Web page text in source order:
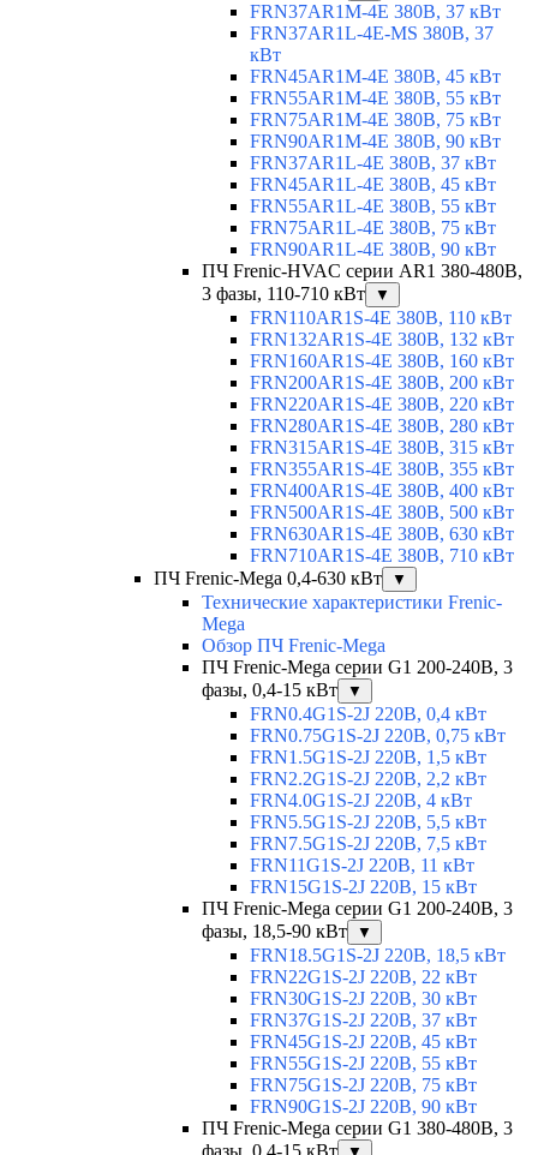
FRN37AR1M-4E 380В, 37 кВт
FRN37AR1L-4E-MS 380В, 37
кВт
FRN45AR1M-4E 380В, 45 кВт
FRN55AR1M-4E 380В, 55 кВт
FRN75AR1M-4E 380В, 75 кВт
FRN90AR1M-4E 380В, 90 кВт
FRN37AR1L-4E 380В, 37 кВт
FRN45AR1L-4E 380В, 45 кВт
FRN55AR1L-4E 380В, 55 кВт
FRN75AR1L-4E 380В, 75 кВт
FRN90AR1L-4E 380В, 90 кВт
ПЧ Frenic-HVAC серии AR1 380-480В,
3 фазы, 110-710 кВт
▼
FRN110AR1S-4E 380В, 110 кВт
FRN132AR1S-4E 380В, 132 кВт
FRN160AR1S-4E 380В, 160 кВт
FRN200AR1S-4E 380В, 200 кВт
FRN220AR1S-4E 380В, 220 кВт
FRN280AR1S-4E 380В, 280 кВт
FRN315AR1S-4E 380В, 315 кВт
FRN355AR1S-4E 380В, 355 кВт
FRN400AR1S-4E 380В, 400 кВт
FRN500AR1S-4E 380В, 500 кВт
FRN630AR1S-4E 380В, 630 кВт
FRN710AR1S-4E 380В, 710 кВт
ПЧ Frenic-Mega 0,4-630 кВт
▼
Технические характеристики Frenic-
Mega
Обзор ПЧ Frenic-Mega
ПЧ Frenic-Mega серии G1 200-240В, 3
фазы, 0,4-15 кВт
▼
FRN0.4G1S-2J 220В, 0,4 кВт
FRN0.75G1S-2J 220В, 0,75 кВт
FRN1.5G1S-2J 220В, 1,5 кВт
FRN2.2G1S-2J 220В, 2,2 кВт
FRN4.0G1S-2J 220В, 4 кВт
FRN5.5G1S-2J 220В, 5,5 кВт
FRN7.5G1S-2J 220В, 7,5 кВт
FRN11G1S-2J 220В, 11 кВт
FRN15G1S-2J 220В, 15 кВт
ПЧ Frenic-Mega серии G1 200-240В, 3
фазы, 18,5-90 кВт
▼
FRN18.5G1S-2J 220В, 18,5 кВт
FRN22G1S-2J 220В, 22 кВт
FRN30G1S-2J 220В, 30 кВт
FRN37G1S-2J 220В, 37 кВт
FRN45G1S-2J 220В, 45 кВт
FRN55G1S-2J 220В, 55 кВт
FRN75G1S-2J 220В, 75 кВт
FRN90G1S-2J 220В, 90 кВт
ПЧ Frenic-Mega серии G1 380-480В, 3